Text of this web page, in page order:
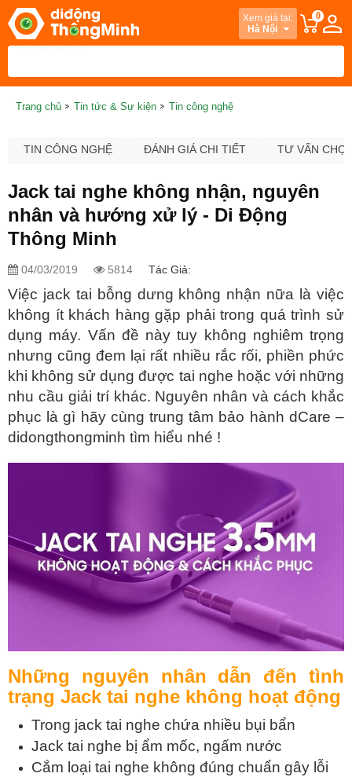
Xem giá tại:
Hà Nội
0
Trang chủ Tin tức & Sự kiện Tin công nghệ
TIN CÔNG NGHỆ ĐÁNH GIÁ CHI TIẾT TƯ VẤN
Jack tai nghe không nhận, nguyên
nhân và hướng xử lý - Di Động
Thông Minh
04/03/2019 5814 Tác Giả:
Việc jack tai bỗng dưng không nhận nữa là việc
không ít khách hàng gặp phải trong quá trình sử
dụng máy. Vấn đề này tuy không nghiêm trọng
nhưng cũng đem lại rất nhiều rắc rối, phiền phức
khi không sử dụng được tai nghe hoặc với những
nhu cầu giải trí khác. Nguyên nhân và cách khắc
phục là gì hãy cùng trung tâm bảo hành dCare –
didongthongminh tìm hiểu nhé !
Những nguyên nhân dẫn đến tình
trạng Jack tai nghe không hoạt động
Trong jack tai nghe chứa nhiều bụi bẩn
Jack tai nghe bị ẩm mốc, ngấm nước
Cắm loại tai nghe không đúng chuẩn gây lỗi